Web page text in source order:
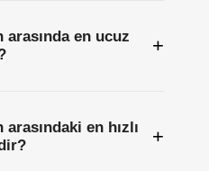
arasında en ucuz
+
en hızlı
+